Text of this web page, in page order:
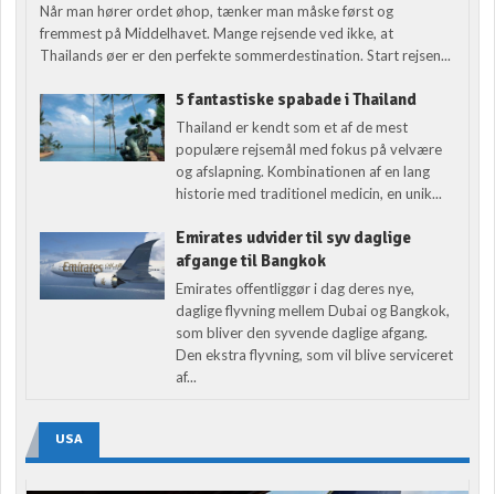
Når man hører ordet øhop, tænker man måske først og
fremmest på Middelhavet. Mange rejsende ved ikke, at
Thailands øer er den perfekte sommerdestination. Start rejsen...
5 fantastiske spabade i Thailand
Thailand er kendt som et af de mest
populære rejsemål med fokus på velvære
og afslapning. Kombinationen af en lang
historie med traditionel medicin, en unik...
Emirates udvider til syv daglige
afgange til Bangkok
Emirates offentliggør i dag deres nye,
daglige flyvning mellem Dubai og Bangkok,
som bliver den syvende daglige afgang.
Den ekstra flyvning, som vil blive serviceret
af...
USA